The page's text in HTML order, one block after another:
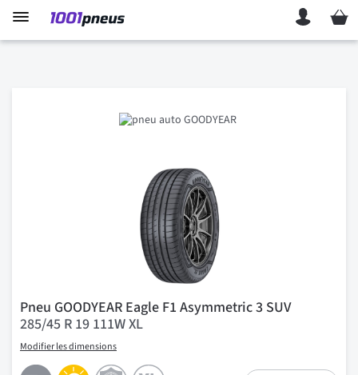
Mon
Pneu GOODYEAR Eagle F1 Asymmetric 3 SUV
285/45 R 19 111W XL
Modifier les dimensions